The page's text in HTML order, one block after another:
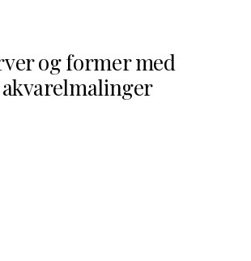
og former med